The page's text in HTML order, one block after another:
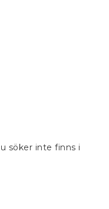
söker inte finns i